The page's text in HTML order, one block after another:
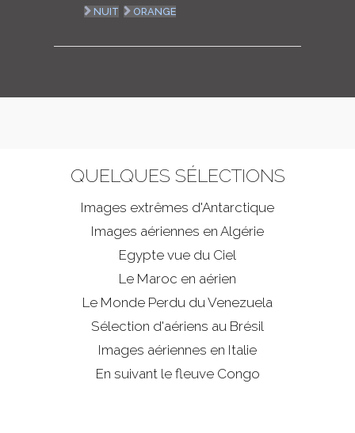
NUIT
ORANGE
QUELQUES SÉLECTIONS
Images extrêmes d'Antarctique
Images aériennes en Algérie
Egypte vue du Ciel
Le Maroc en aérien
Le Monde Perdu du Venezuela
Sélection d'aériens au Brésil
Images aériennes en Italie
En suivant le fleuve Congo